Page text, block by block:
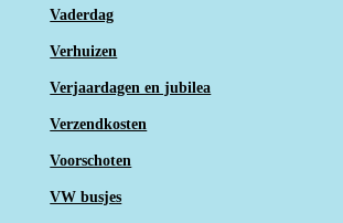
Vaderdag
Verhuizen
Verjaardagen en jubilea
Verzendkosten
Voorschoten
VW busjes